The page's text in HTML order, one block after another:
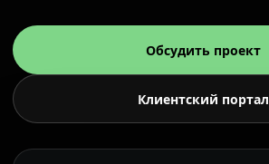
Обсудить проект
Клиентский портал